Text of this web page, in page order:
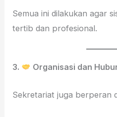
Semua ini dilakukan agar
tertib dan profesional.
3. Organisasi dan
Sekretariat juga berperan